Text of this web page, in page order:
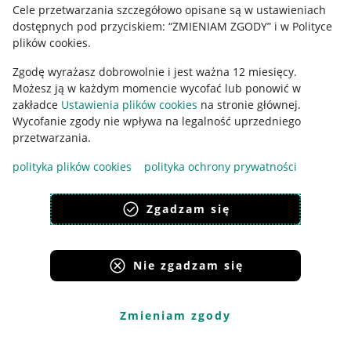
Cele przetwarzania szczegółowo opisane są w ustawieniach
dostępnych pod przyciskiem: “ZMIENIAM ZGODY” i w Polityce
plików cookies.
Zgodę wyrażasz dobrowolnie i jest ważna 12 miesięcy.
Możesz ją w każdym momencie wycofać lub ponowić w
zakładce Ustawienia plików cookies na stronie głównej.
Wycofanie zgody nie wpływa na legalność uprzedniego
przetwarzania.
polityka plików cookies
polityka ochrony prywatności
Zgadzam się
Nie zgadzam się
Zmieniam zgody
Allegro Gadane dla kupujących
Informacje prawne
Regulamin
Udostępnianie lokalizacji
Pobierz aplikację